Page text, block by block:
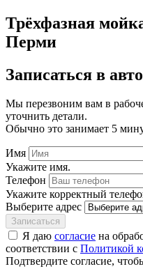
Трёхфазная
Перми
Записаться в
Мы перезвоним вам в
уточнить детали.
Обычно это занимает 5
Имя
Укажите имя.
Телефон
Укажите корректный
Выберите адрес
Записаться
Я даю согласие на
соответствии с Политикой
Подтвердите согласие,